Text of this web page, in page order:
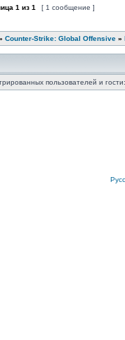
1 из 1 [ 1 сообщение ]
Counter-Strike: Global Offensive »
пользователей и